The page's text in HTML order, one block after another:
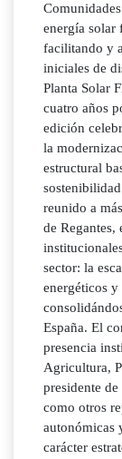
energía solar
facilitando y
iniciales de
Planta Solar
cuatro años
edición
la
estructural
reunido a
de Regantes,
sector: la
energéticos
España. El
presencia
Agricultura,
presidente
como otros
autonómicas
carácter